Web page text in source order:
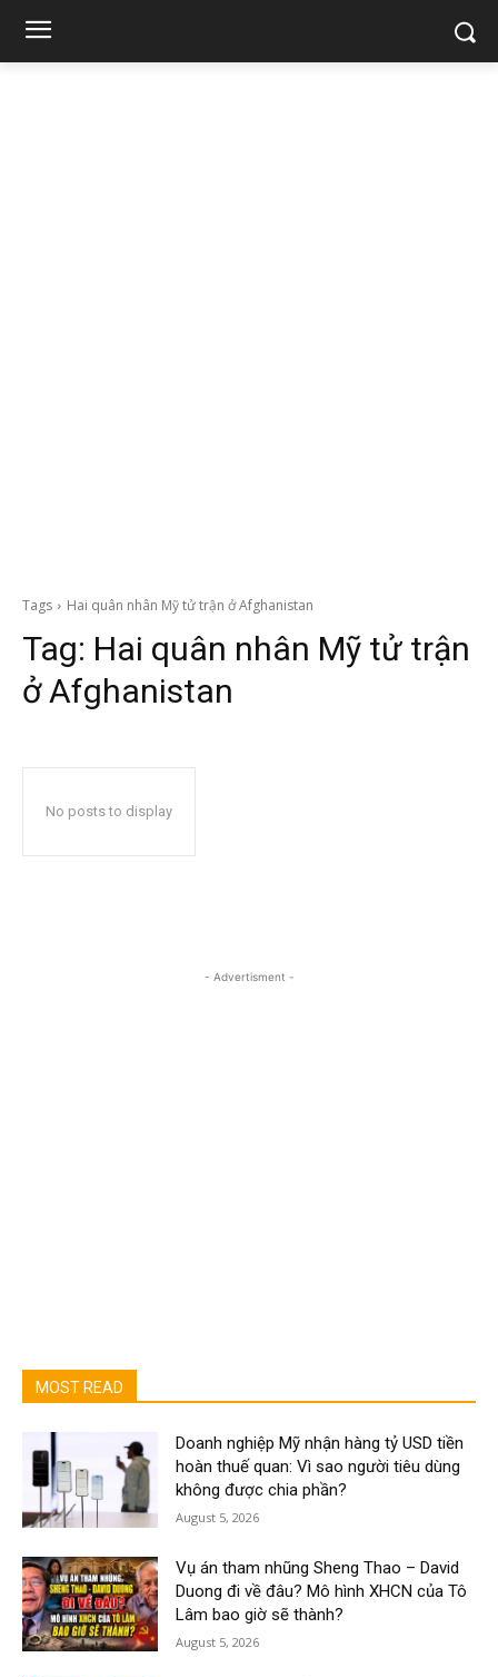
Tags Hai quân nhân Mỹ tử trận ở Afghanistan
Tag: Hai quân nhân Mỹ tử trận
ở Afghanistan
No posts to display
- Advertisment -
MOST READ
Doanh nghiệp Mỹ nhận hàng tỷ USD tiền
hoàn thuế quan: Vì sao người tiêu dùng
không được chia phần?
August 5, 2026
Vụ án tham nhũng Sheng Thao – David
Duong đi về đâu? Mô hình XHCN của Tô
Lâm bao giờ sẽ thành?
August 5, 2026